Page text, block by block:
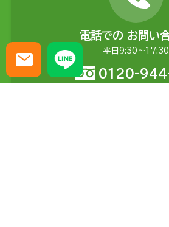
電話での お問い
平日9:30〜17:30
0120-